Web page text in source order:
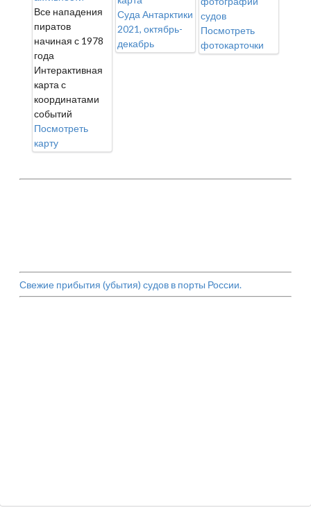
Все нападения
пиратов
начиная с 1978
года
Интерактивная
карта с
координатами
событий
Посмотреть
карту
Суда Антарктики
2021, октябрь-
декабрь
судов
Посмотреть
фотокарточки
Свежие прибытия (убытия) судов в порты России.